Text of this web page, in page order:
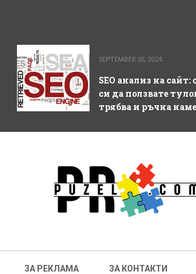
SEPTEMBER 05, 2024
SEO анализ на сайт:
си да ползвате
трябва и ръчна
ЗА РЕКЛАМА ЗА КОНТАКТИ